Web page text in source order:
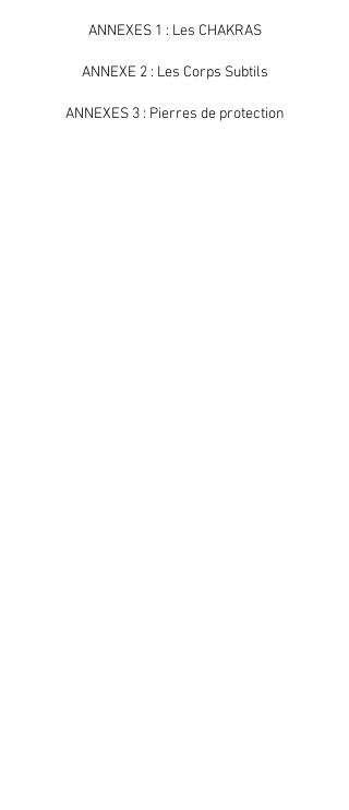
ANNEXES 1 : Les CHAKRAS
ANNEXE 2 : Les Corps Subtils
ANNEXES 3 : Pierres de protection